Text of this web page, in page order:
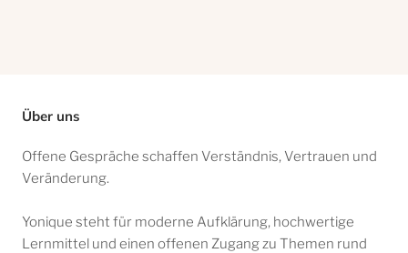
Über uns
Offene Gespräche schaffen Verständnis, Vertrauen und
Veränderung.
Yonique steht für moderne Aufklärung, hochwertige
Lernmittel und einen offenen Zugang zu Themen rund